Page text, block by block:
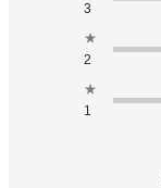
3
★
2
★
1